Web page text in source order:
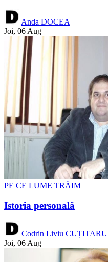
Anda DOCEA
Joi, 06 Aug
PE CE LUME TRĂIM
Istoria personală
Codrin Liviu CUȚITARU
Joi, 06 Aug